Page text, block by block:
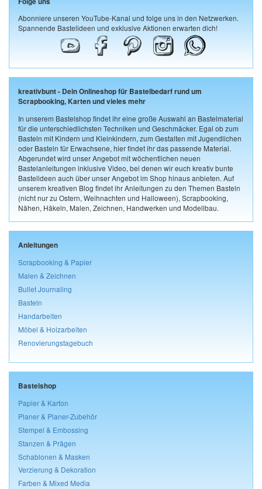
Abonniere unseren YouTube-Kanal und folge uns in den Netzwerken.
Spannende Bastelideen und exklusive Aktionen erwarten dich!
kreativbunt - Dein Onlineshop für Bastelbedarf rund um
Scrapbooking, Karten und vieles mehr
In unserem Bastelshop findet ihr eine große Auswahl an Bastelmaterial
für die unterschiedlichsten Techniken und Geschmäcker. Egal ob zum
Basteln mit Kindern und Kleinkindern, zum Gestalten mit Jugendlichen
oder Basteln für Erwachsene, hier findet ihr das passende Material.
Abgerundet wird unser Angebot mit wöchentlichen neuen
Bastelanleitungen inklusive Video, bei denen wir euch kreativ bunte
Bastelideen auch über unser Angebot im Shop hinaus anbieten. Auf
unserem kreativen Blog findet ihr Anleitungen zu den Themen Basteln
(nicht nur zu Ostern, Weihnachten und Halloween), Scrapbooking,
Nähen, Häkeln, Malen, Zeichnen, Handwerken und Modellbau.
Anleitungen
Scrapbooking & Papier
Malen & Zeichnen
Bullet Journaling
Basteln
Handarbeiten
Möbel & Holzarbeiten
Renovierungstagebuch
Bastelshop
Papier & Karton
Planer & Planer-Zubehör
Stempel & Embossing
Stanzen & Prägen
Schablonen & Masken
Verzierung & Dekoration
Farben & Mixed Media